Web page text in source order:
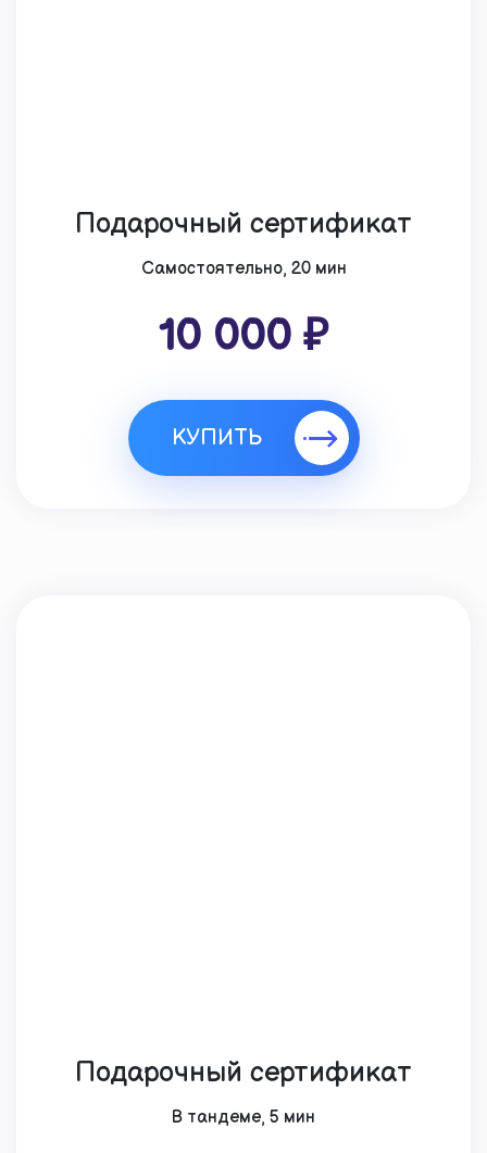
Подарочный сертификат
Cамостоятельно, 20 мин
10 000 ₽
КУПИТЬ
Подарочный сертификат
В тандеме, 5 мин